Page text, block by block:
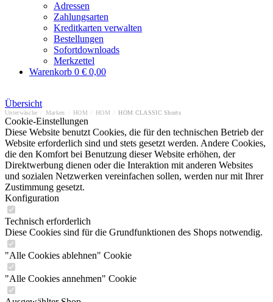
Adressen
Zahlungsarten
Kreditkarten verwalten
Bestellungen
Sofortdownloads
Merkzettel
Warenkorb 0 € 0,00
Übersicht
Unterwäsche Marken HOM HOM HOM CLASSIC Shorts
Cookie-Einstellungen
Diese Website benutzt Cookies, die für den technischen Betrieb der
Website erforderlich sind und stets gesetzt werden. Andere Cookies,
die den Komfort bei Benutzung dieser Website erhöhen, der
Direktwerbung dienen oder die Interaktion mit anderen Websites
und sozialen Netzwerken vereinfachen sollen, werden nur mit Ihrer
Zustimmung gesetzt.
Konfiguration
Technisch erforderlich
Diese Cookies sind für die Grundfunktionen des Shops notwendig.
"Alle Cookies ablehnen" Cookie
"Alle Cookies annehmen" Cookie